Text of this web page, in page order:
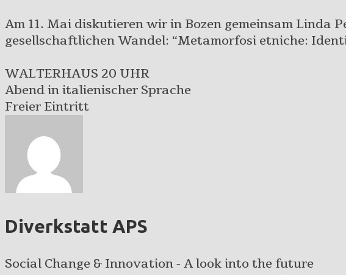
Am 11. Mai diskutieren wir in Bozen gemeinsam Linda
gesellschaftlichen Wandel: “Metamorfosi etniche:
WALTERHAUS 20 UHR
Abend in italienischer Sprache
Freier Eintritt
Diverkstatt APS
Social Change & Innovation - A look into the future